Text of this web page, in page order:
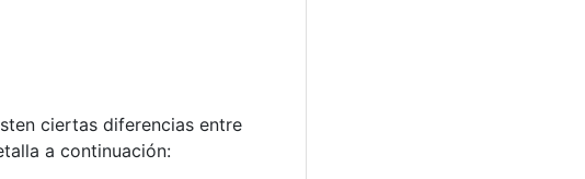
ciertas diferencias entre
a continuación: